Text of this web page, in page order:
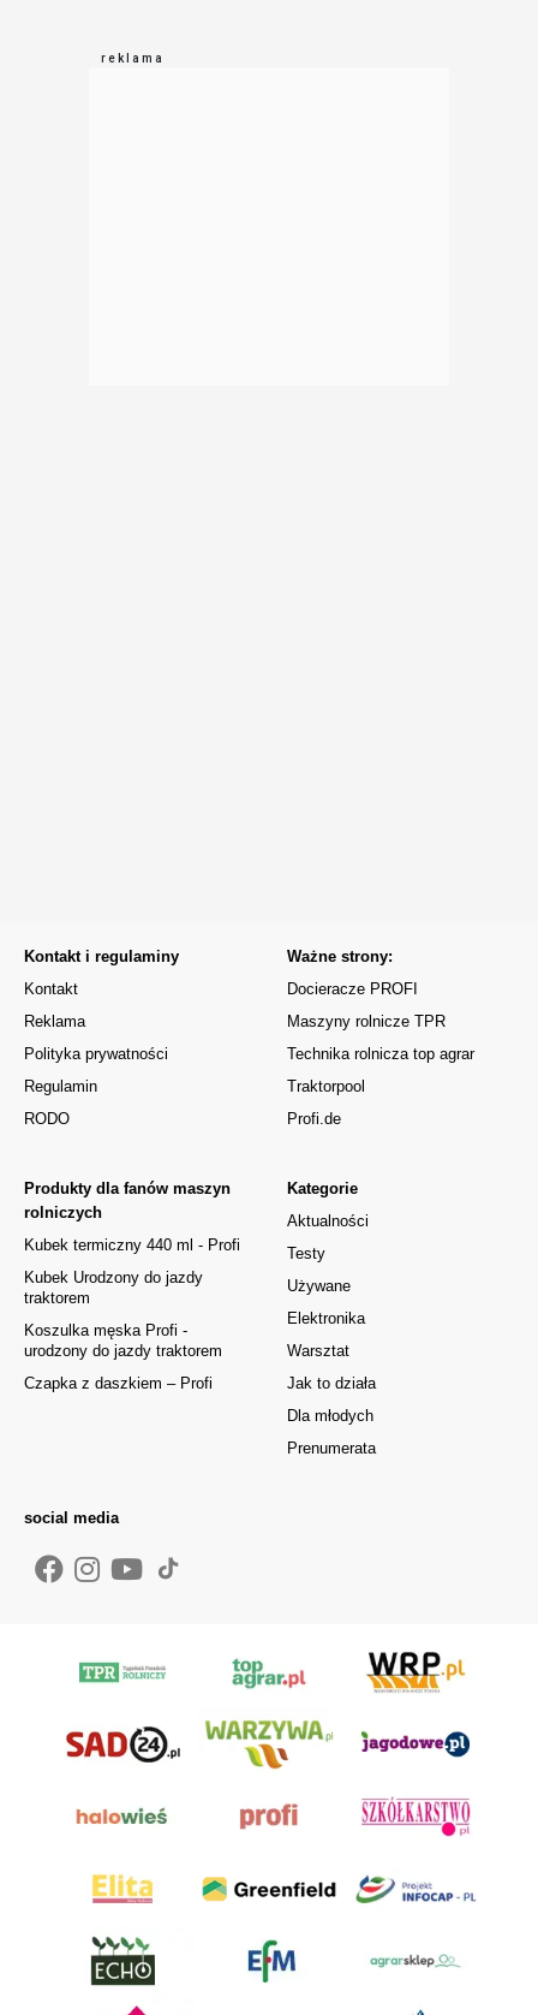
Kontakt i regulaminy
Kontakt
Reklama
Polityka prywatności
Regulamin
RODO
Kategorie
Aktualności
Testy
Używane
Elektronika
Warsztat
Jak to działa
Dla młodych
Prenumerata
Produkty dla fanów maszyn
rolniczych
Kubek termiczny 440 ml - Profi
Kubek Urodzony do jazdy
traktorem
Koszulka męska Profi -
urodzony do jazdy traktorem
Czapka z daszkiem – Profi
Ważne strony:
Docieracze PROFI
Maszyny rolnicze TPR
Technika rolnicza top agrar
Traktorpool
Profi.de
social media